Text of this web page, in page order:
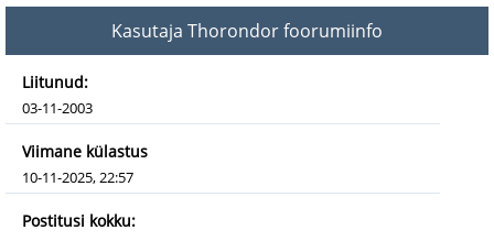
Kasutaja Thorondor foorumiinfo
Liitunud:
03-11-2003
Viimane külastus
10-11-2025, 22:57
Postitusi kokku: